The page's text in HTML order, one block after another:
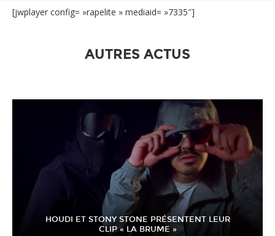
[jwplayer config= »rapelite » mediaid= »7335″]
AUTRES ACTUS
HOUDI ET STONY STONE PRÉSENTENT LEUR
CLIP « LA BRUME »